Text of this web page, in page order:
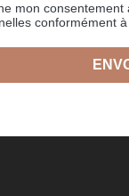
mon
conformément